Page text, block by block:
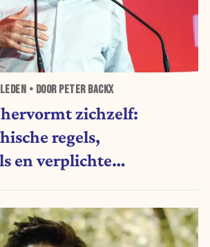
• DOOR PETER BACKX
hervormt zichzelf:
regels,
en verplichte